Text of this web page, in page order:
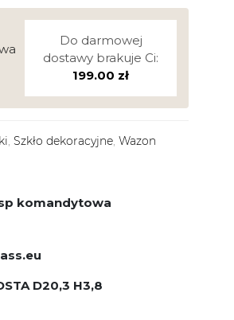
Do darmowej
dostawy brakuje Ci:
199.00 zł
, Szkło dekoracyjne, Wazon
komandytowa
D20,3 H3,8